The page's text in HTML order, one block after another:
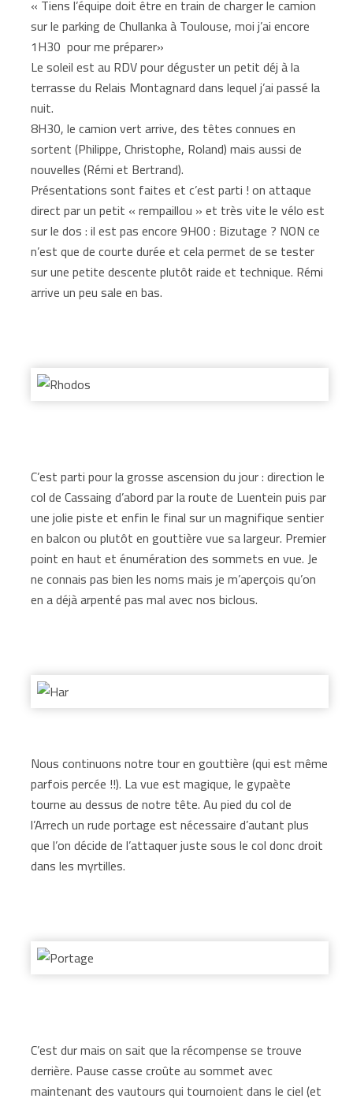
« Tiens l’équipe doit être en train de charger le camion
sur le parking de Chullanka à Toulouse, moi j’ai encore
1H30 pour me préparer»
Le soleil est au RDV pour déguster un petit déj à la
terrasse du Relais Montagnard dans lequel j’ai passé la
nuit.
8H30, le camion vert arrive, des têtes connues en
sortent (Philippe, Christophe, Roland) mais aussi de
nouvelles (Rémi et Bertrand).
Présentations sont faites et c’est parti ! on attaque
direct par un petit « rempaillou » et très vite le vélo est
sur le dos : il est pas encore 9H00 : Bizutage ? NON ce
n’est que de courte durée et cela permet de se tester
sur une petite descente plutôt raide et technique. Rémi
arrive un peu sale en bas.
C’est parti pour la grosse ascension du jour : direction le
col de Cassaing d’abord par la route de Luentein puis par
une jolie piste et enfin le final sur un magnifique sentier
en balcon ou plutôt en gouttière vue sa largeur. Premier
point en haut et énumération des sommets en vue. Je
ne connais pas bien les noms mais je m’aperçois qu’on
en a déjà arpenté pas mal avec nos biclous.
Nous continuons notre tour en gouttière (qui est même
parfois percée !!). La vue est magique, le gypaète
tourne au dessus de notre tête. Au pied du col de
l’Arrech un rude portage est nécessaire d’autant plus
que l’on décide de l’attaquer juste sous le col donc droit
dans les myrtilles.
C’est dur mais on sait que la récompense se trouve
derrière. Pause casse croûte au sommet avec
maintenant des vautours qui tournoient dans le ciel (et